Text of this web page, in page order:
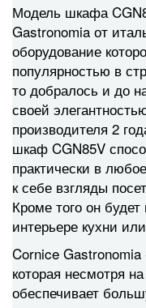
Модель шкафа
Gastronomia от
оборудование
популярностью в
то добралось и до
своей
производителя 2
шкаф CGN85V
практически в
к себе взгляды
Кроме того он
интерьере кухни
Cornice Gastronomia
которая несмотря
обеспечивает